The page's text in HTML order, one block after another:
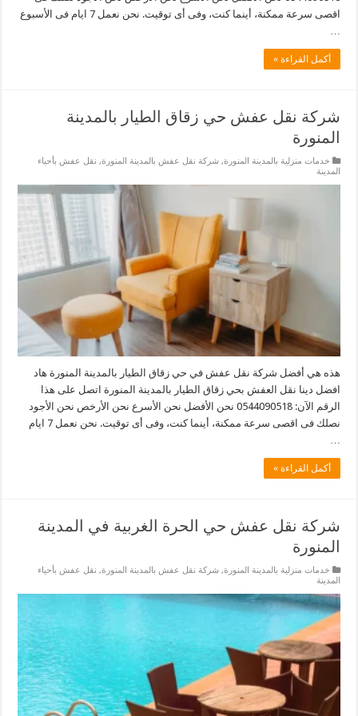
اقصى سرعة ممكنة، أينما كنت، وفى أى توقيت. نحن نعمل 7 ايام فى الأسبوع
…
أكمل القراءة »
شركة نقل عفش حي زقاق الطيار بالمدينة
المنورة
خدمات منزلية بالمدينة المنورة,شركة نقل عفش بالمدينة المنورة, نقل عفش بأحياء
المدينة
هذه هي أفضل شركة نقل عفش في حي زقاق الطيار بالمدينة المنورة هاد
افضل دينا نقل العفش بحي زقاق الطيار بالمدينة المنورة اتصل على هذا
الرقم الآن: 0544090518 نحن الأفضل نحن الأسرع نحن الأرخص نحن الأجود
نصلك فى اقصى سرعة ممكنة، أينما كنت، وفى أى توقيت. نحن نعمل 7 ايام
…
أكمل القراءة »
شركة نقل عفش حي الحرة الغربية في المدينة
المنورة
خدمات منزلية بالمدينة المنورة,شركة نقل عفش بالمدينة المنورة, نقل عفش بأحياء
المدينة